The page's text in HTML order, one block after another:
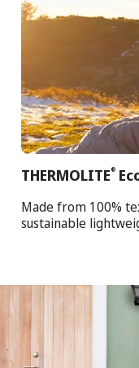
THERMOLITE ®
Made from 100%
sustainable